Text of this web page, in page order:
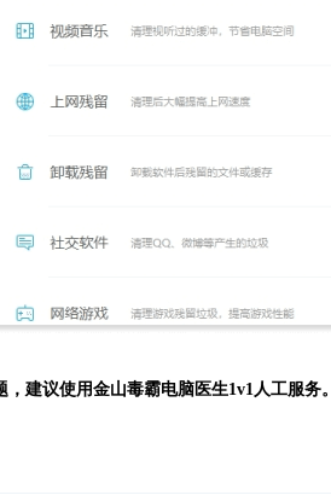
，建议使用金山毒霸电脑医生1v1人工服务。